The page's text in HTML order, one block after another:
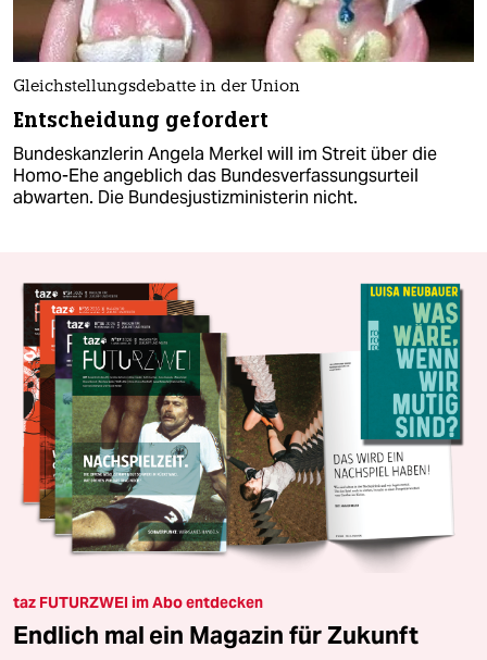
Gleichstellungsdebatte in der Union
Entscheidung gefordert
Bundeskanzlerin Angela Merkel will im Streit über die
Homo-Ehe angeblich das Bundesverfassungsurteil
abwarten. Die Bundesjustizministerin nicht.
taz FUTURZWEI im Abo entdecken
Endlich mal ein Magazin für Zukunft